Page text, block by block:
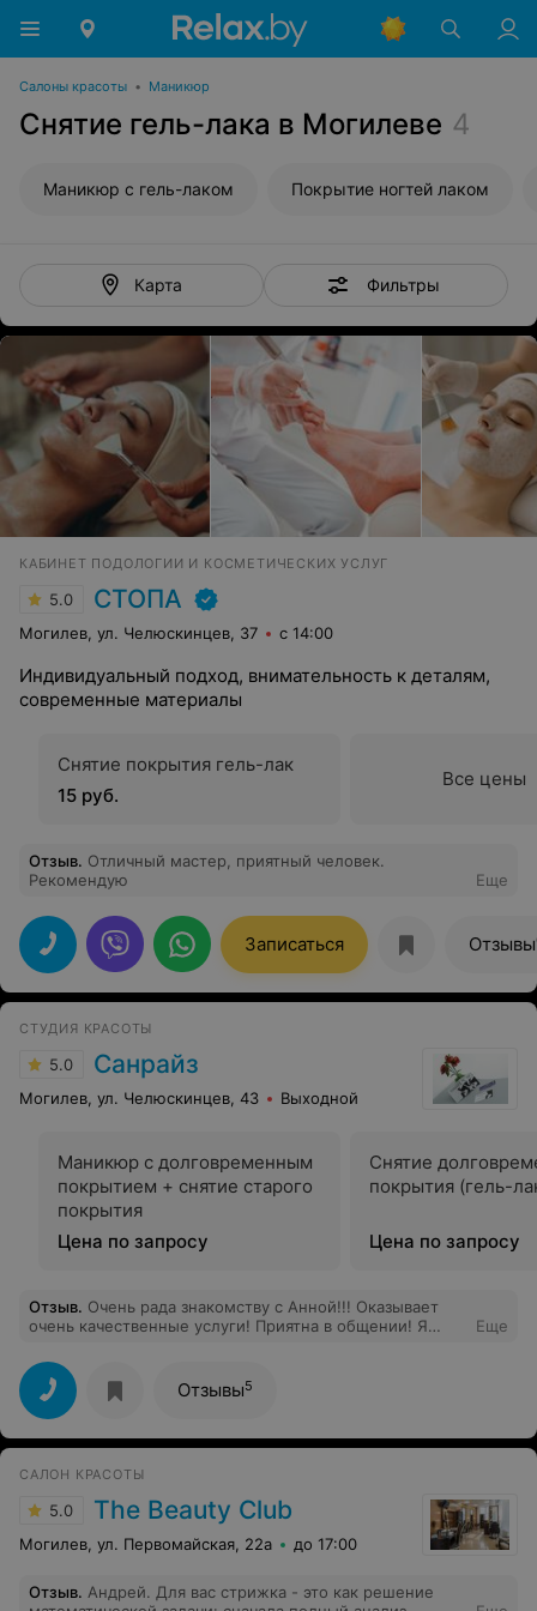
Салоны красоты • Маникюр
Снятие гель-лака в Могилеве 4
Маникюр с гель-лаком Покрытие ногтей лаком
Карта Фильтры
КАБИНЕТ ПОДОЛОГИИ И КОСМЕТИЧЕСКИХ УСЛУГ
5.0 СТОПА
Могилев, ул. Челюскинцев, 37 с 14:00
Индивидуальный подход, внимательность к деталям,
современные материалы
Снятие покрытия гель-лак
15 руб.
Все цены
Отзыв. Отличный мастер, приятный человек.
Рекомендую
Еще
Записаться Отзывы
СТУДИЯ КРАСОТЫ
5.0 Санрайз
Могилев, ул. Челюскинцев, 43 Выходной
Маникюр с долговременным
покрытием + снятие старого
покрытия
Цена по запросу
Снятие
покрытия (гель-
Цена по запросу
Отзыв. Очень рада знакомству с Анной!!! Оказывает
очень качественные услуги! Приятна в общении! Я
Еще
Отзывы5
САЛОН КРАСОТЫ
5.0 The Beauty Club
Могилев, ул. Первомайская, 22а до 17:00
Отзыв. Андрей. Для вас стрижка - это как решение